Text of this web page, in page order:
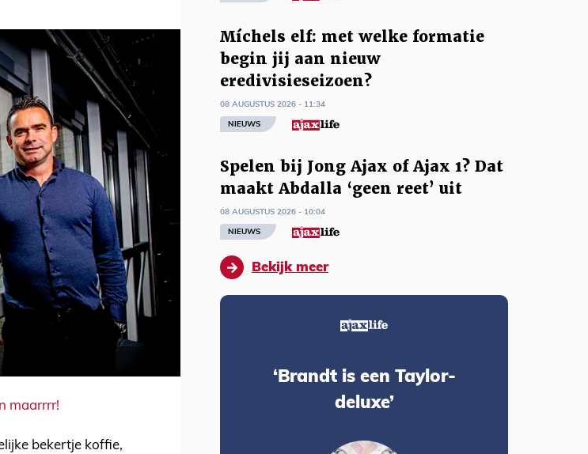
maarrrr!
bekertje koffie,
Míchels elf: met welke formatie
begin jij aan nieuw
eredivisieseizoen?
08 AUGUSTUS 2026 - 11:34
NIEUWS
Spelen bij Jong Ajax of Ajax 1? Dat
maakt Abdalla ‘geen reet’ uit
08 AUGUSTUS 2026 - 10:04
NIEUWS
Bekijk meer
‘Brandt is een Taylor-
deluxe’